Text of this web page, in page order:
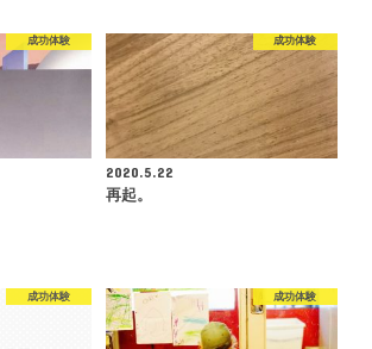
成功体験 成功体験
2020.5.22
再起。
成功体験 成功体験